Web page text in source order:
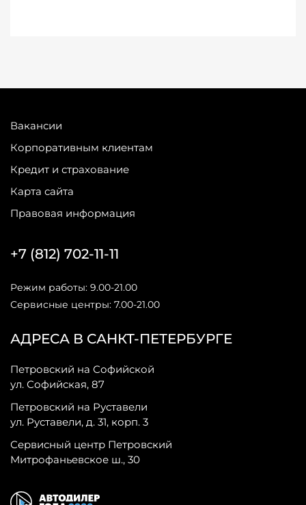
Вакансии
Корпоративным клиентам
Кредит и страхование
Карта сайта
Правовая информация
АДРЕСА В САНКТ-ПЕТЕРБУРГЕ
Петровский на Софийской
ул. Софийская, 87
Петровский на Руставели
ул. Руставели, д. 31, корп. 3
Сервисный центр Петровский
Митрофаньевское ш., 30
+7 (812) 702-11-11
Режим работы: 9.00-21.00
Сервисные центры: 7.00-21.00